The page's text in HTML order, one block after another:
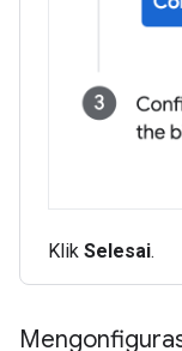
Klik Selesai.